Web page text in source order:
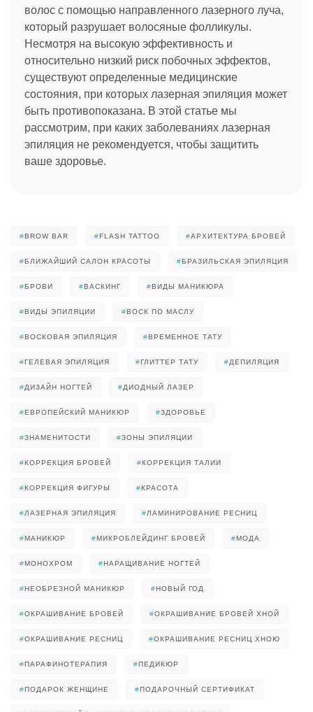
волос с помощью направленного лазерного луча,
который разрушает волосяные фолликулы.
Несмотря на высокую эффективность и
относительно низкий риск побочных эффектов,
существуют определенные медицинские
состояния, при которых лазерная эпиляция может
быть противопоказана. В этой статье мы
рассмотрим, при каких заболеваниях лазерная
эпиляция не рекомендуется, чтобы защитить
ваше здоровье.
#BROW BAR #FLASH TATTOO #АРХИТЕКТУРА БРОВЕЙ
#БЛИЖАЙШИЙ САЛОН КРАСОТЫ #БРАЗИЛЬСКАЯ ЭПИЛЯЦИЯ
#БРОВИ #ВАСКИНГ #ВИДЫ МАНИКЮРА
#ВИДЫ ЭПИЛЯЦИИ #ВОСК ПО МАСЛУ
#ВОСКОВАЯ ЭПИЛЯЦИЯ #ВРЕМЕННОЕ ТАТУ
#ГЕЛЕВАЯ ЭПИЛЯЦИЯ #ГЛИТТЕР ТАТУ #ДЕПИЛЯЦИЯ
#ДИЗАЙН НОГТЕЙ #ДИОДНЫЙ ЛАЗЕР
#ЕВРОПЕЙСКИЙ МАНИКЮР #ЗДОРОВЬЕ
#ЗНАМЕНИТОСТИ #ЗОНЫ ЭПИЛЯЦИИ
#КОРРЕКЦИЯ БРОВЕЙ #КОРРЕКЦИЯ ТАЛИИ
#КОРРЕКЦИЯ ФИГУРЫ #КРАСОТА
#ЛАЗЕРНАЯ ЭПИЛЯЦИЯ #ЛАМИНИРОВАНИЕ РЕСНИЦ
#МАНИКЮР #МИКРОБЛЕЙДИНГ БРОВЕЙ #МОДА
#МОНОХРОМ #НАРАЩИВАНИЕ НОГТЕЙ
#НЕОБРЕЗНОЙ МАНИКЮР #НОВЫЙ ГОД
#ОКРАШИВАНИЕ БРОВЕЙ #ОКРАШИВАНИЕ БРОВЕЙ ХНОЙ
#ОКРАШИВАНИЕ РЕСНИЦ #ОКРАШИВАНИЕ РЕСНИЦ ХНОЮ
#ПАРАФИНОТЕРАПИЯ #ПЕДИКЮР
#ПОДАРОК ЖЕНЩИНЕ #ПОДАРОЧНЫЙ СЕРТИФИКАТ